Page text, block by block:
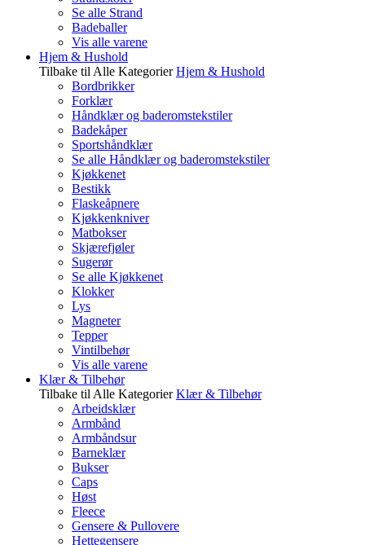
Se alle Strand
Badeballer
Vis alle varene
Hjem & Hushold
Tilbake til Alle Kategorier Hjem & Hushold
Bordbrikker
Forklær
Håndklær og baderomstekstiler
Badekåper
Sportshåndklær
Se alle Håndklær og baderomstekstiler
Kjøkkenet
Bestikk
Flaskeåpnere
Kjøkkenkniver
Matbokser
Skjærefjøler
Sugerør
Se alle Kjøkkenet
Klokker
Lys
Magneter
Tepper
Vintilbehør
Vis alle varene
Klær & Tilbehør
Tilbake til Alle Kategorier Klær & Tilbehør
Arbeidsklær
Armbånd
Armbåndsur
Barneklær
Bukser
Caps
Høst
Fleece
Gensere & Pullovere
Hettegensere